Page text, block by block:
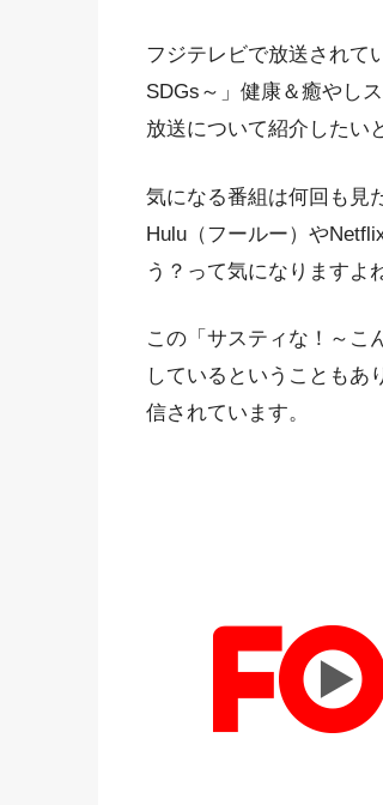
フジテレビで放送されて
SDGs～」健康＆癒やし
放送について紹介したい
気になる番組は何回も見
Hulu（フールー）や
う？って気になりますよ
この「サスティな！～こ
しているということもあ
信されています。